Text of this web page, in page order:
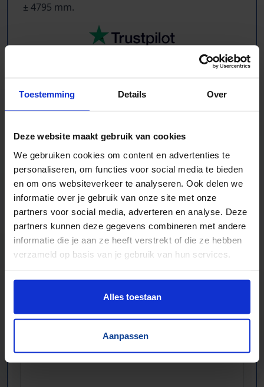
Toestemming Details Over
Deze website maakt gebruik van cookies
We gebruiken cookies om content en advertenties te
personaliseren, om functies voor social media te bieden
en om ons websiteverkeer te analyseren. Ook delen we
informatie over je gebruik van onze site met onze
partners voor social media, adverteren en analyse. Deze
partners kunnen deze gegevens combineren met andere
informatie die je aan ze heeft verstrekt of die ze hebben
verzameld op basis van je gebruik van hun services.
Alles toestaan
Aanpassen
± 4795 mm.
Duizenden lopende banden in voorraad
Voor pakjes & doosjes en voor stortgoed
Extreem veel lopende banden direct leverbaar
Maatwerk mogelijk, nieuw en gebruikt